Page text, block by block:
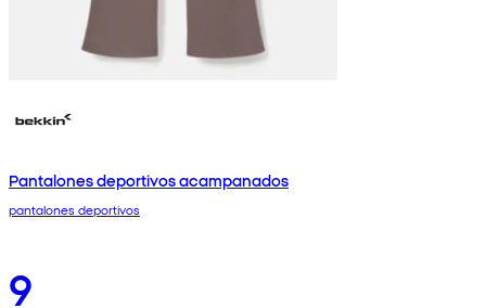
Pantalones deportivos acampanados
pantalones deportivos
9